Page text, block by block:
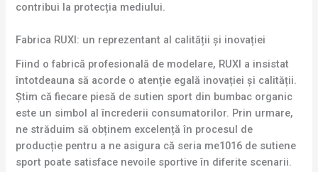
contribui la protecția mediului.
Fabrica RUXI: un reprezentant al calității și inovației
Fiind o fabrică profesională de modelare, RUXI a insistat
întotdeauna să acorde o atenție egală inovației și calității.
Știm că fiecare piesă de sutien sport din bumbac organic
este un simbol al încrederii consumatorilor. Prin urmare,
ne străduim să obținem excelență în procesul de
producție pentru a ne asigura că seria me1016 de sutiene
sport poate satisface nevoile sportive în diferite scenarii.